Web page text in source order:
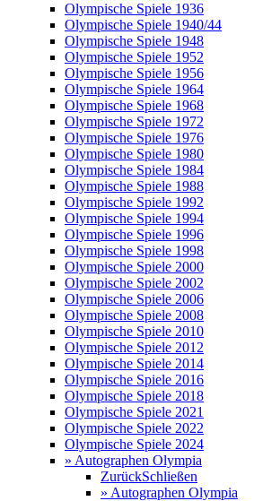
Olympische Spiele 1936
Olympische Spiele 1940/44
Olympische Spiele 1948
Olympische Spiele 1952
Olympische Spiele 1956
Olympische Spiele 1964
Olympische Spiele 1968
Olympische Spiele 1972
Olympische Spiele 1976
Olympische Spiele 1980
Olympische Spiele 1984
Olympische Spiele 1988
Olympische Spiele 1992
Olympische Spiele 1994
Olympische Spiele 1996
Olympische Spiele 1998
Olympische Spiele 2000
Olympische Spiele 2002
Olympische Spiele 2006
Olympische Spiele 2008
Olympische Spiele 2010
Olympische Spiele 2012
Olympische Spiele 2014
Olympische Spiele 2016
Olympische Spiele 2018
Olympische Spiele 2021
Olympische Spiele 2022
Olympische Spiele 2024
» Autographen Olympia
ZurückSchließen
» Autographen Olympia